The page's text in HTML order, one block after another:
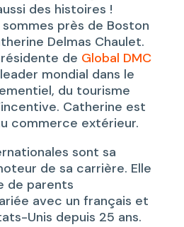
des histoires !
sommes près de Boston
Delmas Chaulet.
de Global DMC
mondial dans le
du tourisme
Catherine est
commerce extérieur.
sont sa
de sa carrière. Elle
de parents
avec un français et
Unis depuis 25 ans.